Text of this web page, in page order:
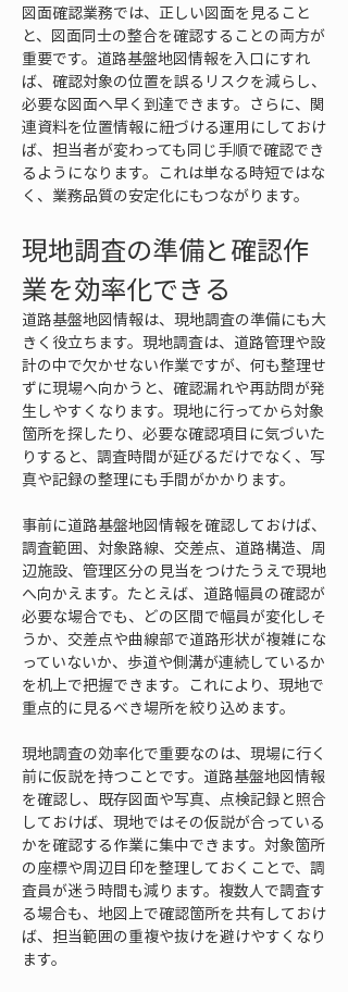
図面確認業務では、正しい図面を見ること
と、図面同士の整合を確認することの両方が
重要です。道路基盤地図情報を入口にすれ
ば、確認対象の位置を誤るリスクを減らし、
必要な図面へ早く到達できます。さらに、関
連資料を位置情報に紐づける運用にしておけ
ば、担当者が変わっても同じ手順で確認でき
るようになります。これは単なる時短ではな
く、業務品質の安定化にもつながります。
現地調査の準備と確認作
業を効率化できる
道路基盤地図情報は、現地調査の準備にも大
きく役立ちます。現地調査は、道路管理や設
計の中で欠かせない作業ですが、何も整理せ
ずに現場へ向かうと、確認漏れや再訪問が発
生しやすくなります。現地に行ってから対象
箇所を探したり、必要な確認項目に気づいた
りすると、調査時間が延びるだけでなく、写
真や記録の整理にも手間がかかります。
事前に道路基盤地図情報を確認しておけば、
調査範囲、対象路線、交差点、道路構造、周
辺施設、管理区分の見当をつけたうえで現地
へ向かえます。たとえば、道路幅員の確認が
必要な場合でも、どの区間で幅員が変化しそ
うか、交差点や曲線部で道路形状が複雑にな
っていないか、歩道や側溝が連続しているか
を机上で把握できます。これにより、現地で
重点的に見るべき場所を絞り込めます。
現地調査の効率化で重要なのは、現場に行く
前に仮説を持つことです。道路基盤地図情報
を確認し、既存図面や写真、点検記録と照合
しておけば、現地ではその仮説が合っている
かを確認する作業に集中できます。対象箇所
の座標や周辺目印を整理しておくことで、調
査員が迷う時間も減ります。複数人で調査す
る場合も、地図上で確認箇所を共有しておけ
ば、担当範囲の重複や抜けを避けやすくなり
ます。